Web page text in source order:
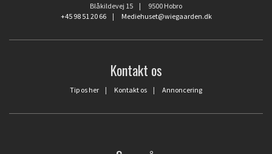
Blåkildevej 15 | 9500 Hobro
+45 98 51 20 66| Mediehuset@wiegaarden.dk
Kontakt os
Tip os her | Kontakt os | Annoncering